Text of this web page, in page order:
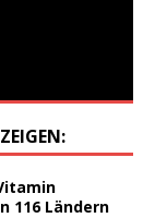
116 Ländern